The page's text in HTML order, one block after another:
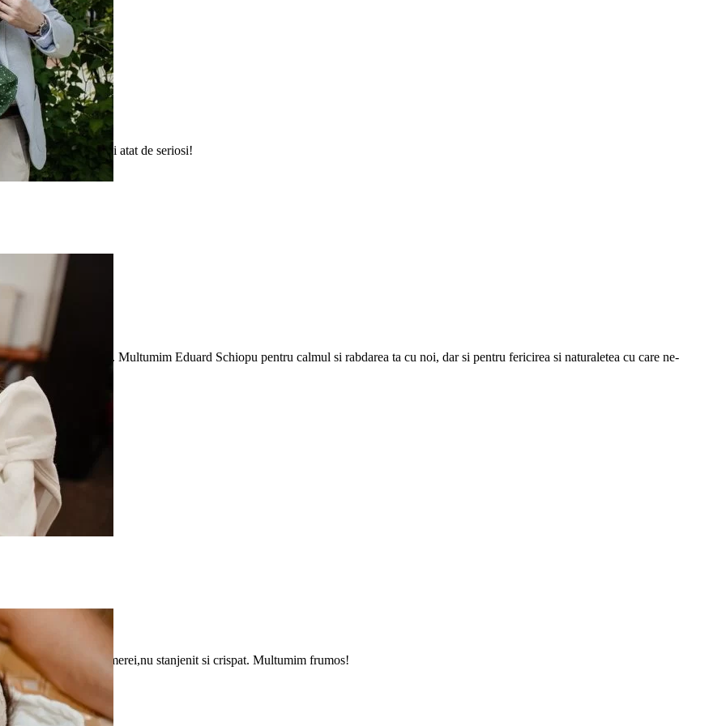
la ședințele foto! Multumim pentru tot!
sa intalnesti oameni atat de seriosi!
emotia acelei zile. Multumim Eduard Schiopu pentru calmul si rabdarea ta cu noi, dar si pentru fericirea si naturaletea cu care ne-
simti bine in fata camerei,nu stanjenit si crispat. Multumim frumos!